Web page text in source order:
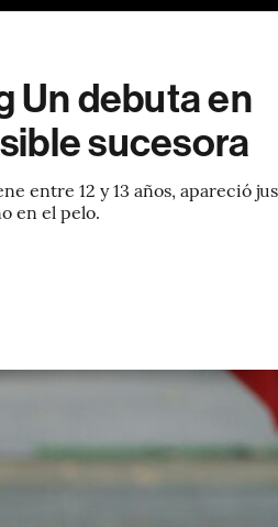
Un debuta en
sucesora
entre 12 y 13 años, apareció
en el pelo.